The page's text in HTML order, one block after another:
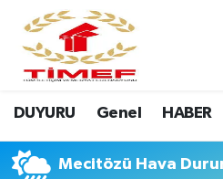
DUYURU Genel HABER
Mecitözü Hava
Anasayfa Kutu
Anasayfa Manşet
Canlı Yayın
Nöbetçi Eczaneler
Hava Durumu
Namaz Vakitleri